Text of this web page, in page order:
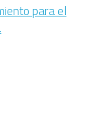
para el